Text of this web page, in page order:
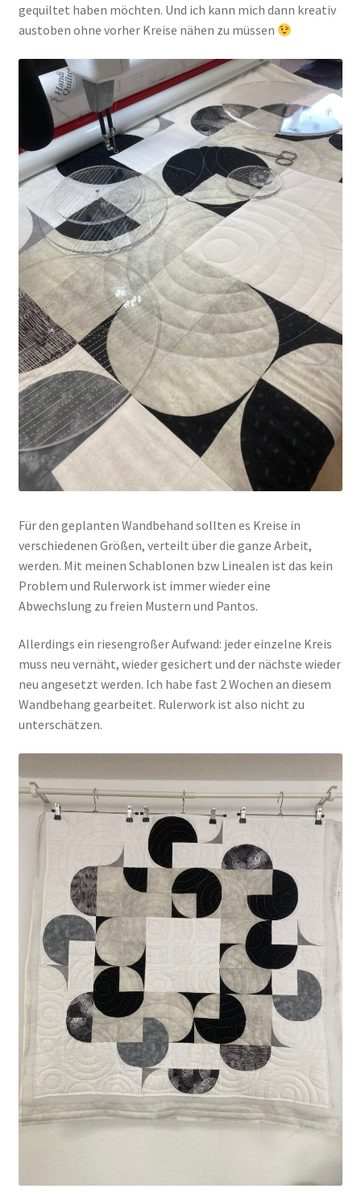
gequiltet haben möchten. Und ich kann mich dann kreativ
austoben ohne vorher Kreise nähen zu müssen
Für den geplanten Wandbehand sollten es Kreise in
verschiedenen Größen, verteilt über die ganze Arbeit,
werden. Mit meinen Schablonen bzw Linealen ist das kein
Problem und Rulerwork ist immer wieder eine
Abwechslung zu freien Mustern und Pantos.
Allerdings ein riesengroßer Aufwand: jeder einzelne Kreis
muss neu vernäht, wieder gesichert und der nächste wieder
neu angesetzt werden. Ich habe fast 2 Wochen an diesem
Wandbehang gearbeitet. Rulerwork ist also nicht zu
unterschätzen.